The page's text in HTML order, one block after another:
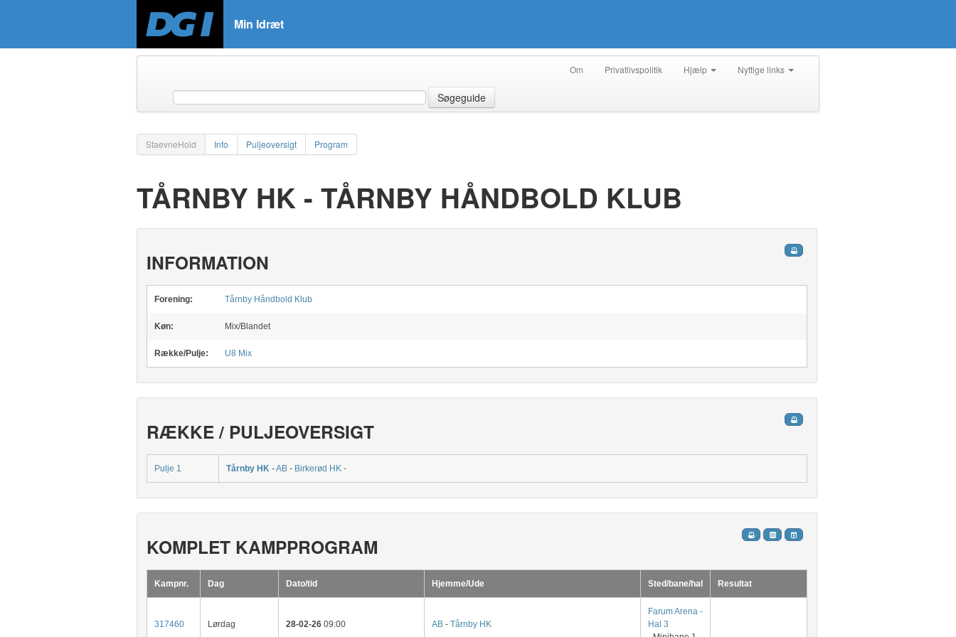
Min Idræt
Om Privatlivspolitik Hjælp Nyttige links
Søgeguide
StaevneHold Info Puljeoversigt Program
TÅRNBY HK - TÅRNBY HÅNDBOLD KLUB
INFORMATION
Forening: Tårnby Håndbold Klub
Køn: Mix/Blandet
Række/Pulje: U8 Mix
RÆKKE / PULJEOVERSIGT
Pulje 1 Tårnby HK -AB- Birkerød HK-
KOMPLET KAMPPROGRAM
Kampnr. Dag Dato/tid Hjemme/Ude Sted/bane/hal Resultat
317460 Lørdag 28-02-2609:00 AB- Tårnby HK
Farum Arena -
Hal 3